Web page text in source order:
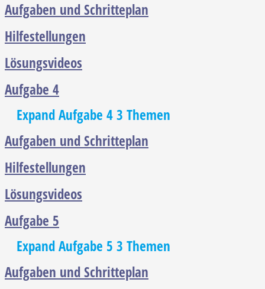
Aufgaben und Schritteplan
Hilfestellungen
Lösungsvideos
Aufgabe 4
ExpandAufgabe 43 Themen
Aufgaben und Schritteplan
Hilfestellungen
Lösungsvideos
Aufgabe 5
ExpandAufgabe 5 3 Themen
Aufgaben und Schritteplan